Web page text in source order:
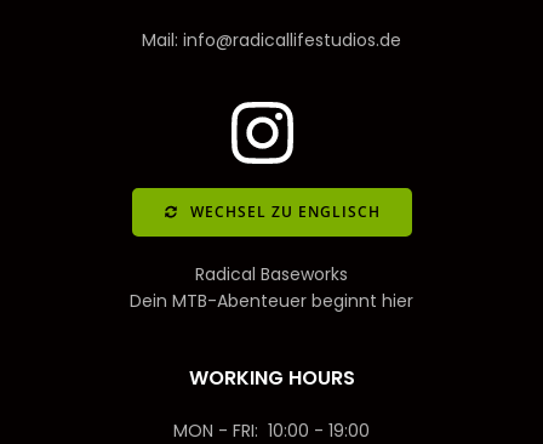
Mail: info@radicallifestudios.de
WECHSEL ZU ENGLISCH
Radical Baseworks
Dein MTB-Abenteuer beginnt hier
WORKING HOURS
MON - FRI: 10:00 - 19:00